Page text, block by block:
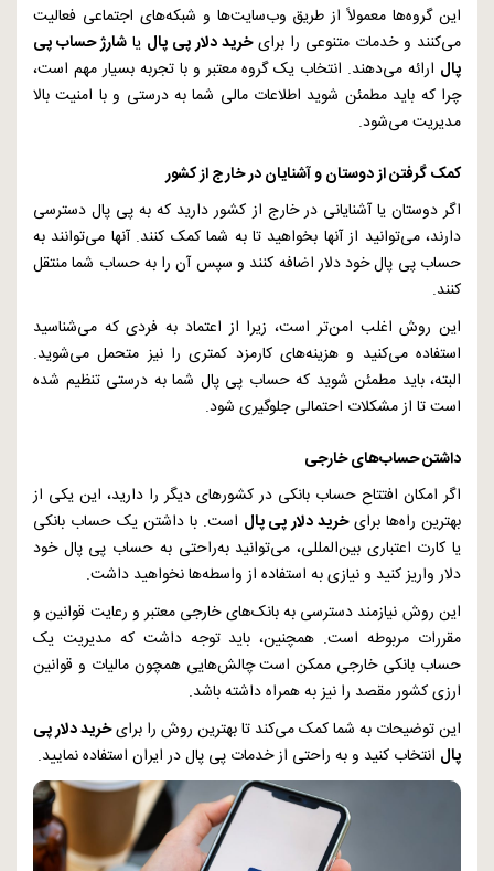
این گروه‌ها معمولاً از طریق وب‌سایت‌ها و شبکه‌های اجتماعی فعالیت
می‌کنند و خدمات متنوعی را برایخرید دلار پی پال یا شارژ حساب پی
پال ارائه می‌دهند. انتخاب یک گروه معتبر و با تجربه بسیار مهم است،
چرا که باید مطمئن شوید اطلاعات مالی شما به درستی و با امنیت بالا
مدیریت می‌شود.
کمک گرفتن از دوستان و آشنایان در خارج از کشور
اگر دوستان یا آشنایانی در خارج از کشور دارید که به پی پال دسترسی
دارند، می‌توانید از آنها بخواهید تا به شما کمک کنند. آنها می‌توانند به
حساب پی پال خود دلار اضافه کنند و سپس آن را به حساب شما منتقل
کنند.
این روش اغلب امن‌تر است، زیرا از اعتماد به فردی که می‌شناسید
استفاده می‌کنید و هزینه‌های کارمزد کمتری را نیز متحمل می‌شوید.
البته، باید مطمئن شوید که حساب پی پال شما به درستی تنظیم شده
است تا از مشکلات احتمالی جلوگیری شود.
داشتن حساب‌های خارجی
اگر امکان افتتاح حساب بانکی در کشورهای دیگر را دارید، این یکی از
بهترین راه‌ها برایخرید دلار پی پال است. با داشتن یک حساب بانکی
یا کارت اعتباری بین‌المللی، می‌توانید به‌راحتی به حساب پی پال خود
دلار واریز کنید و نیازی به استفاده از واسطه‌ها نخواهید داشت.
این روش نیازمند دسترسی به بانک‌های خارجی معتبر و رعایت قوانین و
مقررات مربوطه است. همچنین، باید توجه داشت که مدیریت یک
حساب بانکی خارجی ممکن است چالش‌هایی همچون مالیات و قوانین
ارزی کشور مقصد را نیز به همراه داشته باشد.
این توضیحات به شما کمک می‌کند تا بهترین روش را برایخرید دلار پی
پال انتخاب کنید و به راحتی از خدمات پی پال در ایران استفاده نمایید.